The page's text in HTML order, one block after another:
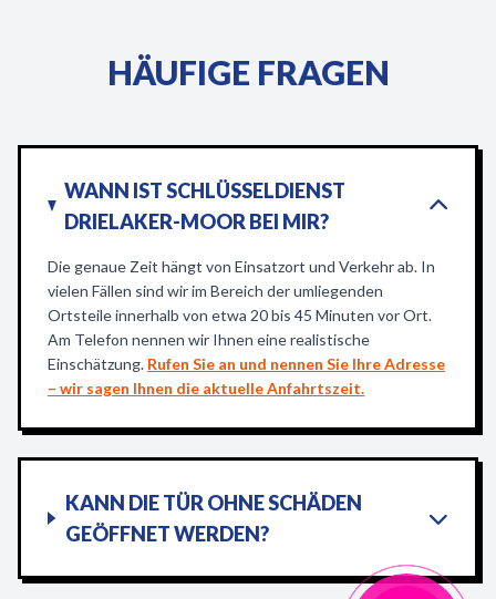
HÄUFIGE FRAGEN
WANN IST SCHLÜSSELDIENST
DRIELAKER-MOOR BEI MIR?
Die genaue Zeit hängt von Einsatzort und Verkehr ab. In
vielen Fällen sind wir im Bereich der umliegenden
Ortsteile innerhalb von etwa 20 bis 45 Minuten vor Ort.
Am Telefon nennen wir Ihnen eine realistische
Einschätzung. Rufen Sie an und nennen Sie Ihre Adresse
– wir sagen Ihnen die aktuelle Anfahrtszeit.
KANN DIE TÜR OHNE SCHÄDEN
GEÖFFNET WERDEN?